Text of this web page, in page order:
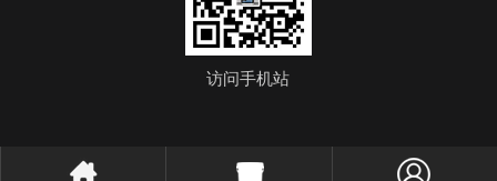
访问手机站